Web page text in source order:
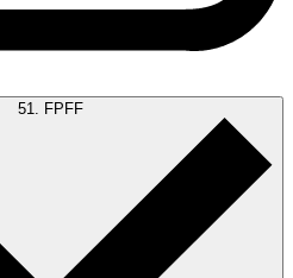
51. FPFF